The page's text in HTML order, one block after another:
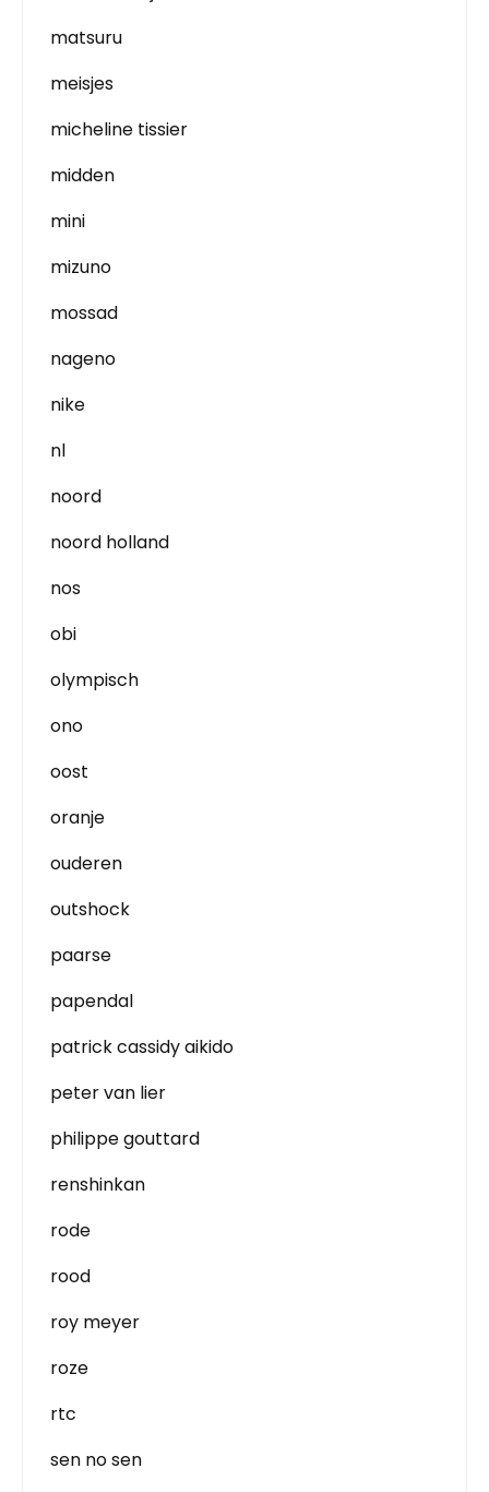
matsuru
meisjes
micheline tissier
midden
mini
mizuno
mossad
nageno
nike
nl
noord
noord holland
nos
obi
olympisch
ono
oost
oranje
ouderen
outshock
paarse
papendal
patrick cassidy aikido
peter van lier
philippe gouttard
renshinkan
rode
rood
roy meyer
roze
rtc
sen no sen